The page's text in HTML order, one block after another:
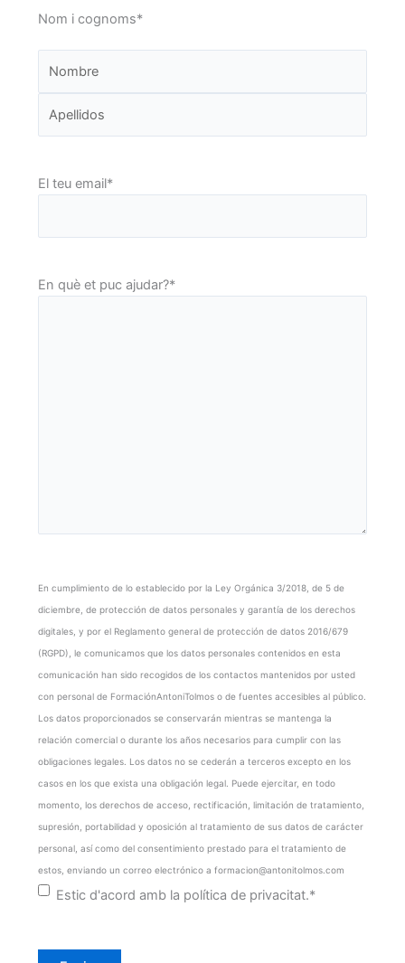
Nom i cognoms*
o
m
El teu email*
En què et puc ajudar?*
C
o
n
s
e
n
t
i
m
i
e
n
t
o
*
En cumplimiento de lo establecido por la Ley Orgánica 3/2018, de 5 de
diciembre, de protección de datos personales y garantía de los derechos
digitales, y por el Reglamento general de protección de datos 2016/679
(RGPD), le comunicamos que los datos personales contenidos en esta
comunicación han sido recogidos de los contactos mantenidos por usted
con personal de FormaciónAntoniTolmos o de fuentes accesibles al público.
Los datos proporcionados se conservarán mientras se mantenga la
relación comercial o durante los años necesarios para cumplir con las
obligaciones legales. Los datos no se cederán a terceros excepto en los
casos en los que exista una obligación legal. Puede ejercitar, en todo
momento, los derechos de acceso, rectificación, limitación de tratamiento,
supresión, portabilidad y oposición al tratamiento de sus datos de carácter
personal, así como del consentimiento prestado para el tratamiento de
estos, enviando un correo electrónico a formacion@antonitolmos.com
Estic d'acord amb la política de privacitat.*